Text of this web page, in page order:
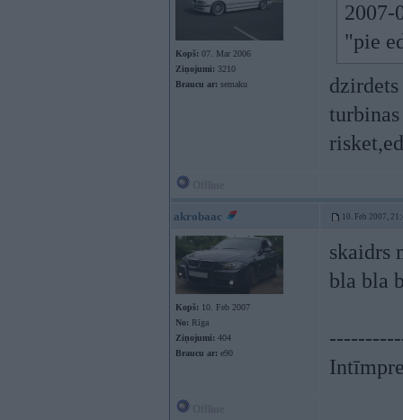
Kopš: 07. Mar 2006
Ziņojumi: 3210
Braucu ar: semaku
2007-
"pie
akrobaac 10. Feb 2007,
Kopš: 10. Feb 2007
No: Rīga
Ziņojumi: 404
Braucu ar: e90
skaidrs
bla bla